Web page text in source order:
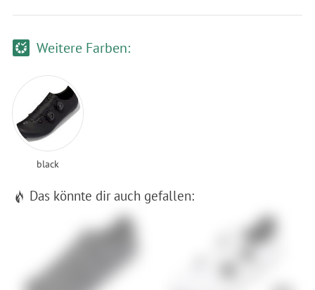
Weitere Farben:
black
Das könnte dir auch gefallen: